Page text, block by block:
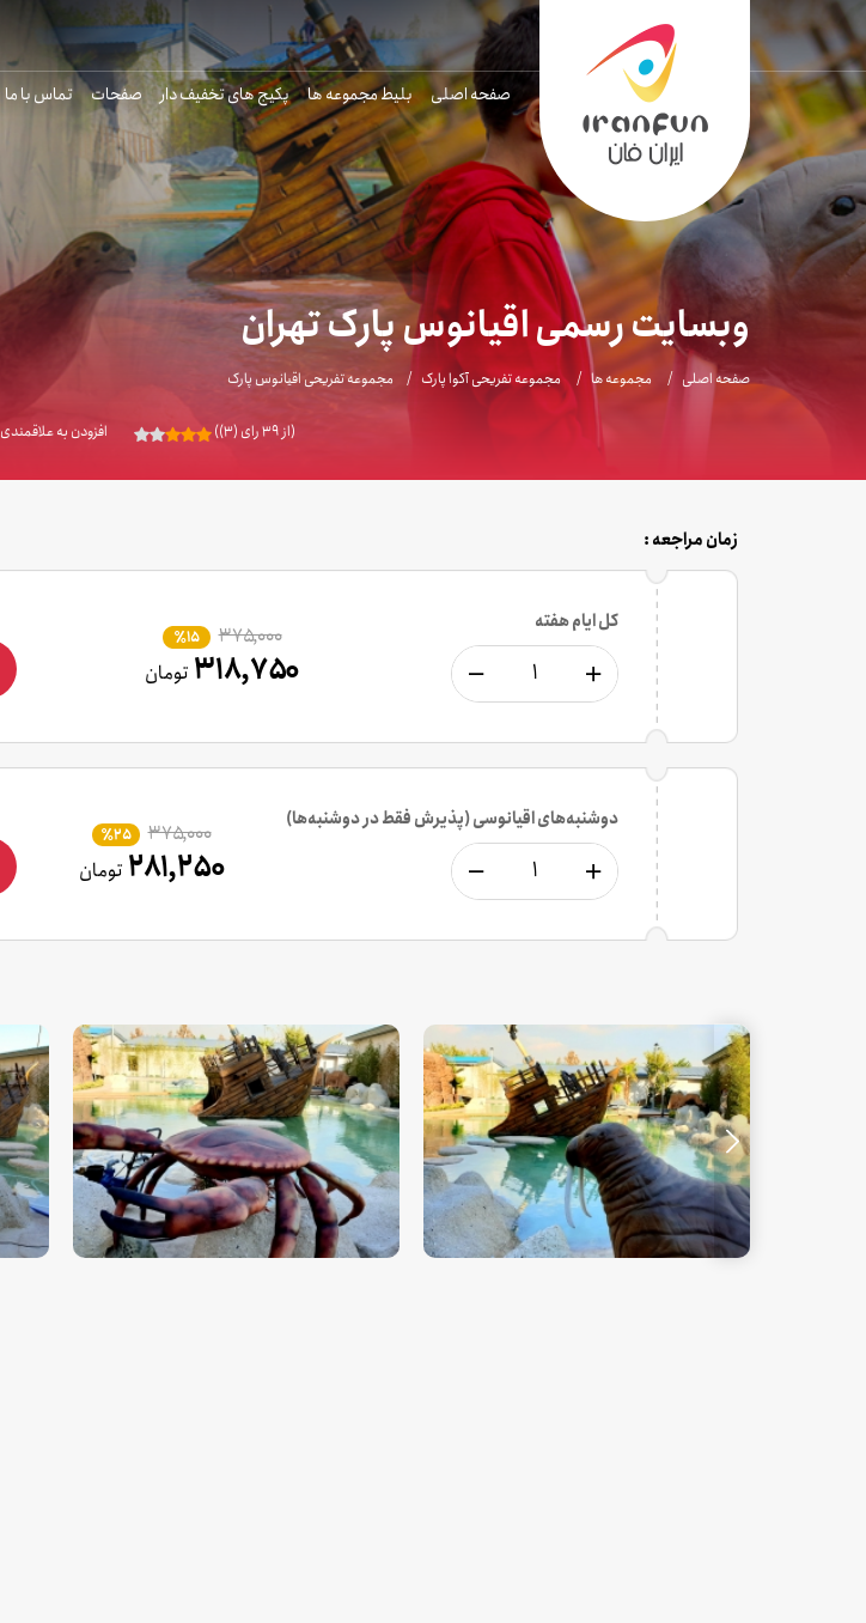
صفحه اصلی بلیط مجموعه ها پکیج های تخفیف دار صفحات تماس با ما
وبسایت رسمی اقیانوس پارک تهران
صفحه اصلی مجموعه ها مجموعه تفریحی آکوا پارک مجموعه تفریحی اقیانوس پارک
(از 39 رای (3)) افزودن به علاقمندی
زمان مراجعه :
کل ایام هفته ۳۷۵,۰۰۰ ٪15
۳۱۸,۷۵۰ تومان
دوشنبه‌های اقیانوسی (پذیرش فقط در دوشنبه‌ها) ۳۷۵,۰۰۰ ٪25
۲۸۱,۲۵۰ تومان